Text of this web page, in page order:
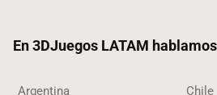
En 3DJuegos LATAM
Argentina Chile